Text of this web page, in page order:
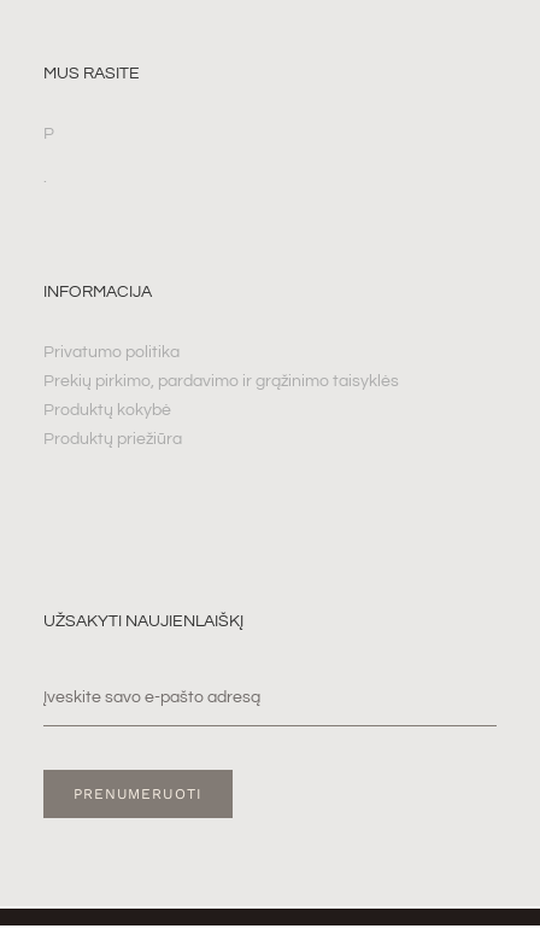
MUS RASITE
P
INFORMACIJA
Privatumo politika
Prekių pirkimo, pardavimo ir grąžinimo taisyklės
Produktų kokybė
Produktų priežiūra
UŽSAKYTI NAUJIENLAIŠKĮ
PRENUMERUOTI